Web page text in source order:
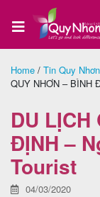
Trang
Tour
Quy
Home / Tin Quy
QUY NHƠN – BÌNH
DU LỊCH
ĐỊNH –
Tourist
04/03/2020